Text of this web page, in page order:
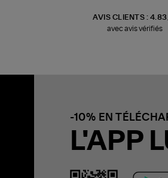
AVIS CLIENTS :
avec avis vérifiés
-10% EN
L'APP